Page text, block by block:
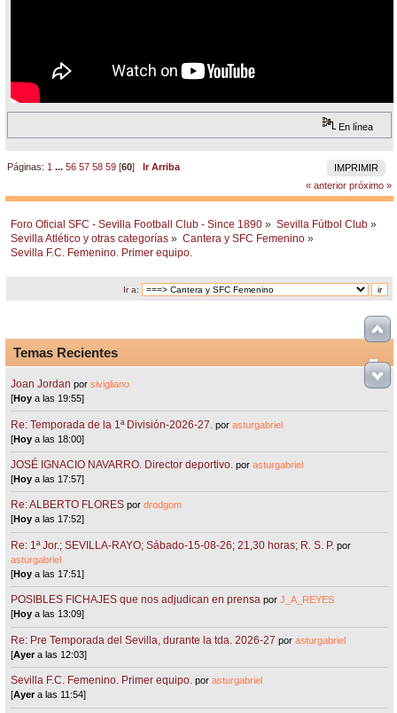
En línea
IMPRIMIR
Páginas: 1 ...56 57 58 59 [60]Ir Arriba
« anterior próximo »
Foro Oficial SFC - Sevilla Football Club - Since 1890 » Sevilla Fútbol Club »
Sevilla Atlético y otras categorías » Cantera y SFC Femenino »
Sevilla F.C. Femenino. Primer equipo.
Ir a:
Temas Recientes
Joan Jordan porsivigliano
[Hoy a las 19:55]
Re: Temporada de la 1ª División-2026-27. porasturgabriel
[Hoy a las 18:00]
JOSÉ IGNACIO NAVARRO. Director deportivo. porasturgabriel
[Hoy a las 17:57]
Re: ALBERTO FLORES pordrodgom
[Hoy a las 17:52]
Re: 1ª Jor.; SEVILLA-RAYO; Sábado-15-08-26; 21,30 horas; R. S. P. por
asturgabriel
[Hoy a las 17:51]
POSIBLES FICHAJES que nos adjudican en prensa porJ_A_REYES
[Hoy a las 13:09]
Re: Pre Temporada del Sevilla, durante la tda. 2026-27 porasturgabriel
[Ayera las 12:03]
Sevilla F.C. Femenino. Primer equipo. porasturgabriel
[Ayera las 11:54]